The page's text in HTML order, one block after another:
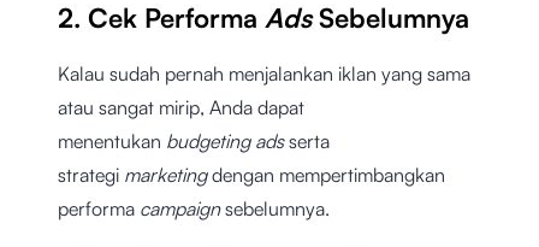
2. Cek Performa AdsSebelumnya
Kalau sudah pernah menjalankan iklan yang sama
atau sangat mirip, Anda dapat
menentukan budgeting adsserta
strategi marketingdengan mempertimbangkan
performa campaignsebelumnya.